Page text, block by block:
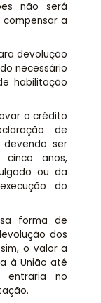
não será
a
devolução
necessário
habilitação
o crédito
de
devendo ser
anos,
ou da
do
forma de
dos
o valor a
à União até
no